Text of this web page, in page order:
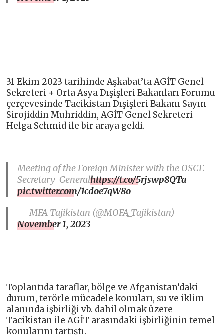
31 Ekim 2023 tarihinde Aşkabat’ta AGİT Genel
Sekreteri + Orta Asya Dışişleri Bakanları Forumu
çerçevesinde Tacikistan Dışişleri Bakanı Sayın
Sirojiddin Muhriddin, AGİT Genel Sekreteri
Helga Schmid ile bir araya geldi.
Meeting of the Foreign Minister with the OSCE
Secretary-Generalhttps://t.co/5rjswp8QTa
pic.twitter.com/1cdoe7qW8o
— MFA Tajikistan (@MOFA_Tajikistan)
November 1, 2023
Toplantıda taraflar, bölge ve Afganistan’daki
durum, terörle mücadele konuları, su ve iklim
alanında işbirliği vb. dahil olmak üzere
Tacikistan ile AGİT arasındaki işbirliğinin temel
konularını tartıştı.